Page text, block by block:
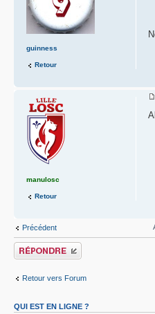
guinness
Retour
manulosc
Retour
Précédent
Publier une réponse
Retour vers Forum
QUI EST EN LIGNE ?